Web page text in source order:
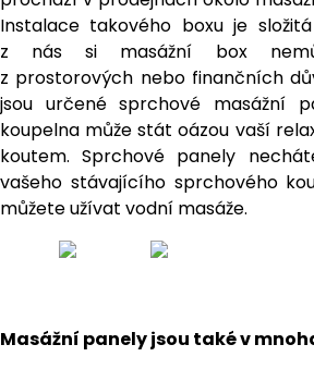
Instalace takového boxu je
z nás si masážní box
z prostorových nebo finančních
jsou určené sprchové masážní
koupelna může stát oázou vaší
koutem. Sprchové panely
vašeho stávajícího sprchového
můžete užívat vodní masáže.
Masážní panely jsou také v